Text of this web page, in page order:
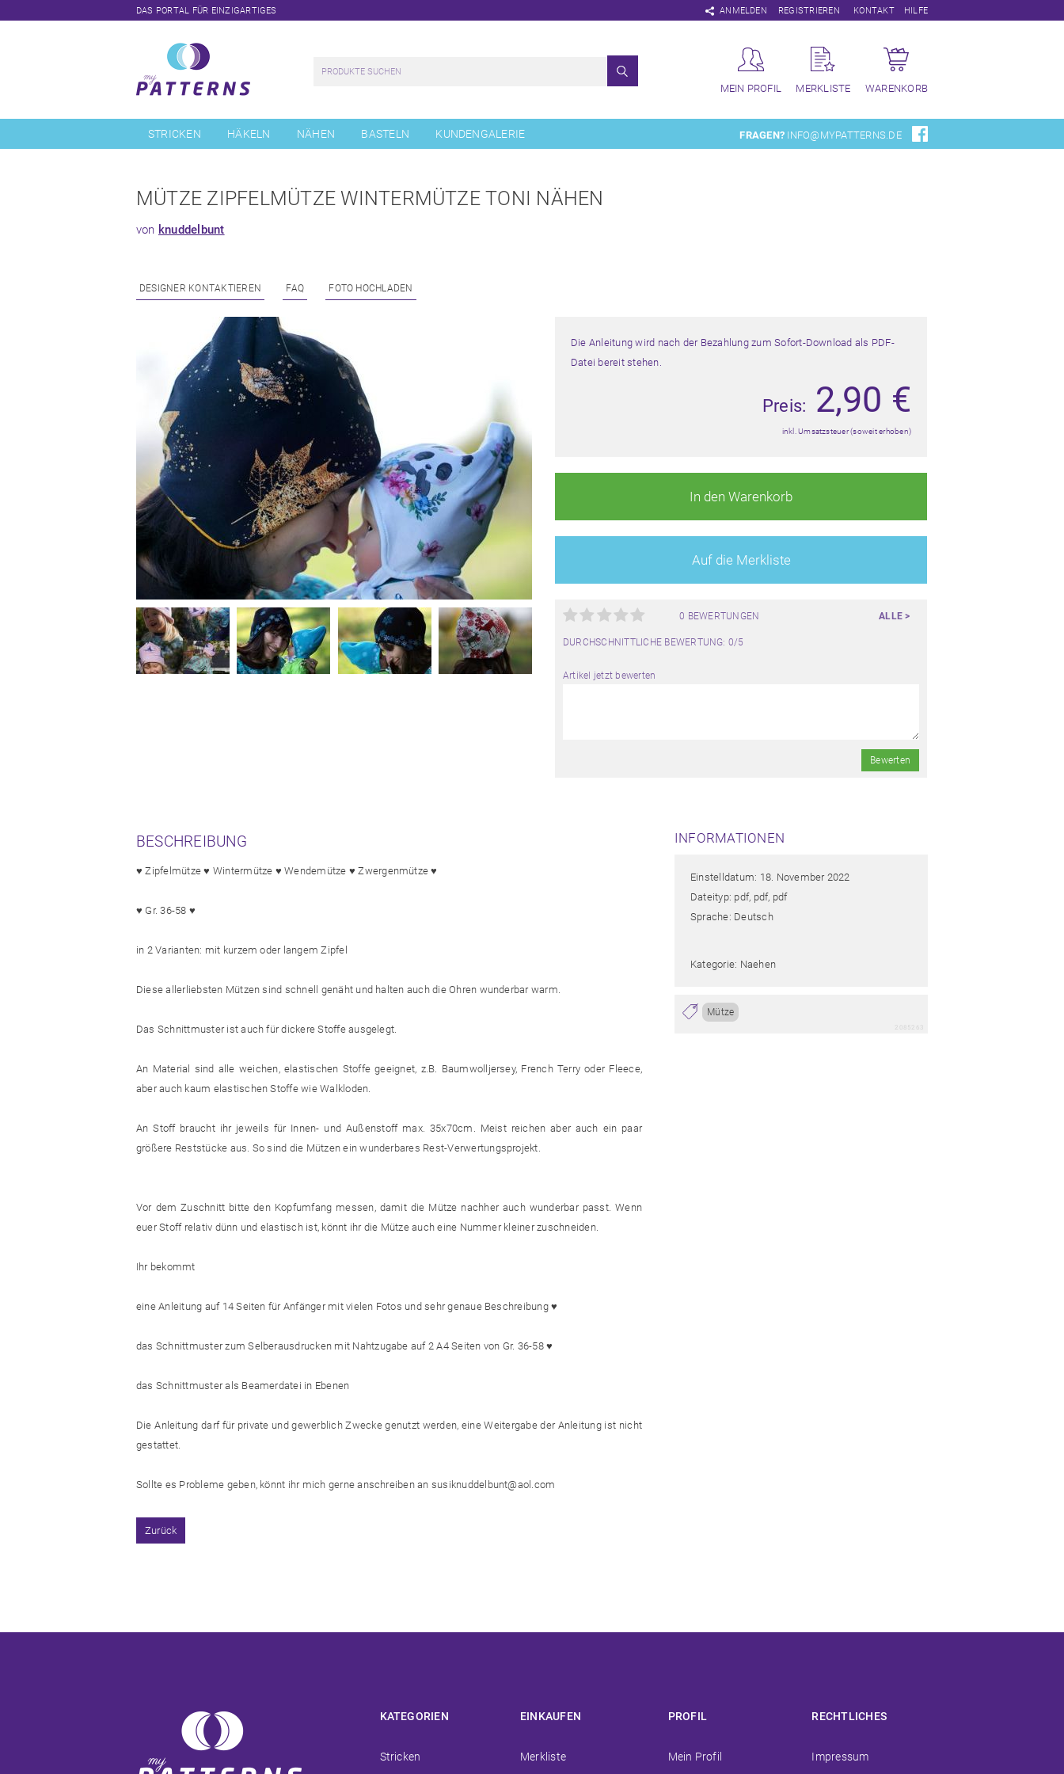
DAS PORTAL FÜR EINZIGARTIGES ANMELDEN
Navigation
überspringen
REGISTRIEREN KONTAKT HILFE
MEIN PROFIL MERKLISTE WARENKORB
überspringen
STRICKEN HÄKELN NÄHEN BASTELN KUNDENGALERIE FRAGEN? INFO@MYPATTERNS.DE
MÜTZE ZIPFELMÜTZE WINTERMÜTZE TONI NÄHEN
von knuddelbunt
DESIGNER KONTAKTIEREN FAQ FOTO HOCHLADEN
Die Anleitung wird nach der Bezahlung zum Sofort-Download als PDF-
Datei bereit stehen.
Preis: 2,90 €
inkl. Umsatzsteuer (soweit erhoben)
In den Warenkorb
Auf die Merkliste
0 BEWERTUNGEN ALLE >
DURCHSCHNITTLICHE BEWERTUNG: 0/5
Artikel jetzt bewerten
Bewerten
BESCHREIBUNG
♥ Zipfelmütze ♥ Wintermütze ♥ Wendemütze ♥ Zwergenmütze ♥
♥ Gr. 36-58 ♥
in 2 Varianten: mit kurzem oder langem Zipfel
Diese allerliebsten Mützen sind schnell genäht und halten auch die Ohren wunderbar warm.
Das Schnittmuster ist auch für dickere Stoffe ausgelegt.
An Material sind alle weichen, elastischen Stoffe geeignet, z.B. Baumwolljersey, French Terry oder Fleece,
aber auch kaum elastischen Stoffe wie Walkloden.
An Stoff braucht ihr jeweils für Innen- und Außenstoff max. 35x70cm. Meist reichen aber auch ein paar
größere Reststücke aus. So sind die Mützen ein wunderbares Rest-Verwertungsprojekt.
Vor dem Zuschnitt bitte den Kopfumfang messen, damit die Mütze nachher auch wunderbar passt. Wenn
euer Stoff relativ dünn und elastisch ist, könnt ihr die Mütze auch eine Nummer kleiner zuschneiden.
Ihr bekommt
eine Anleitung auf 14 Seiten für Anfänger mit vielen Fotos und sehr genaue Beschreibung ♥
das Schnittmuster zum Selberausdrucken mit Nahtzugabe auf 2 A4 Seiten von Gr. 36-58 ♥
das Schnittmuster als Beamerdatei in Ebenen
Die Anleitung darf für private und gewerblich Zwecke genutzt werden, eine Weitergabe der Anleitung ist nicht
gestattet.
Sollte es Probleme geben, könnt ihr mich gerne anschreiben an susiknuddelbunt@aol.com
INFORMATIONEN
Einstelldatum: 18. November 2022
Dateityp: pdf, pdf, pdf
Sprache: Deutsch
Kategorie: Naehen
Mütze
Zurück
KATEGORIEN
Navigation
Stricken
EINKAUFEN
Navigation
Merkliste
PROFIL
Navigation
Mein Profil
RECHTLICHES
Navigation
Impressum